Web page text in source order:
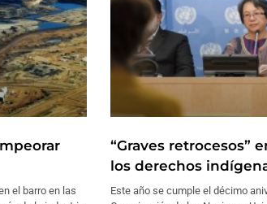
el barro en las
“Graves retrocesos”
los derechos
Este año se cumple el décimo